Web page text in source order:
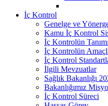
İç Kontrol
Genelge ve
Kamu İç Kontrol
İç Kontrolün Tanımı
İç Kontrolün
İç Kontrol
İlgili Mevzuatlar
Sağlık Bakanlığı
Bakanlığımız
İç Kontrol Süreci